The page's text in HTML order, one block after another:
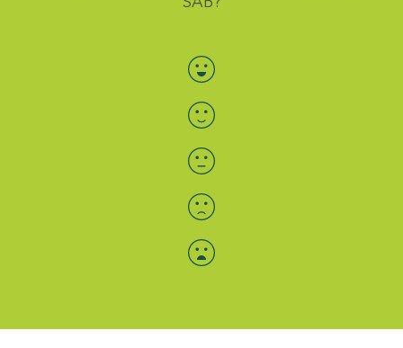
Bewertung auswählen